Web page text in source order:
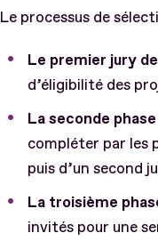
Le processus de
Le premier jury
d’éligibilité des
La seconde phase
compléter par les
puis d’un second
La troisième
invités pour une